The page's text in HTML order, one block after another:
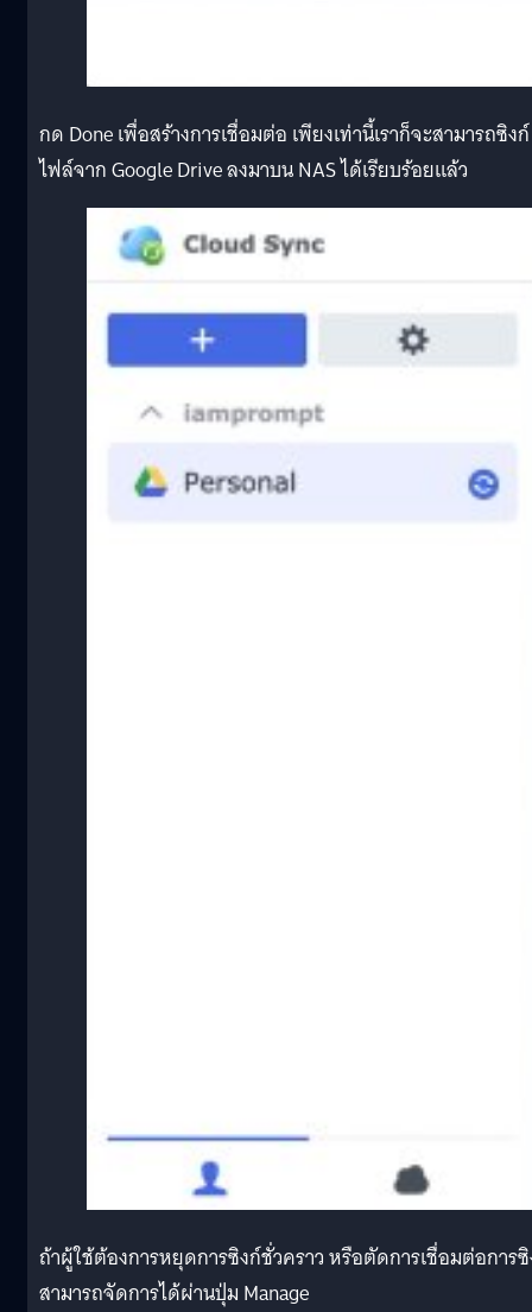
กด Done เพื่อสร้างการเชื่อมต่อ เพียงเท่านี้เราก็จะสามารถซิงก์
ไฟล์จาก Google Drive ลงมาบน NAS ได้เรียบร้อยแล้ว
ถ้าผู้ใช้ต้องการหยุดการซิงก์ชั่วคราว หรือตัดการเชื่อมต่อการ
สามารถจัดการได้ผ่านปุ่ม Manage